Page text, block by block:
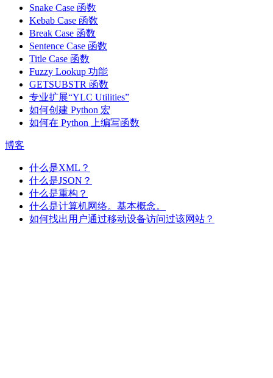
Snake Case 函数
Kebab Case 函数
Break Case 函数
Sentence Case 函数
Title Case 函数
Fuzzy Lookup 功能
GETSUBSTR 函数
专业扩展“YLC Utilities”
如何创建 Python 宏
如何在 Python 上编写函数
博客
什么是XML？
什么是JSON？
什么是重构？
什么是计算机网络。基本概念。
如何找出用户通过移动设备访问过该网站？